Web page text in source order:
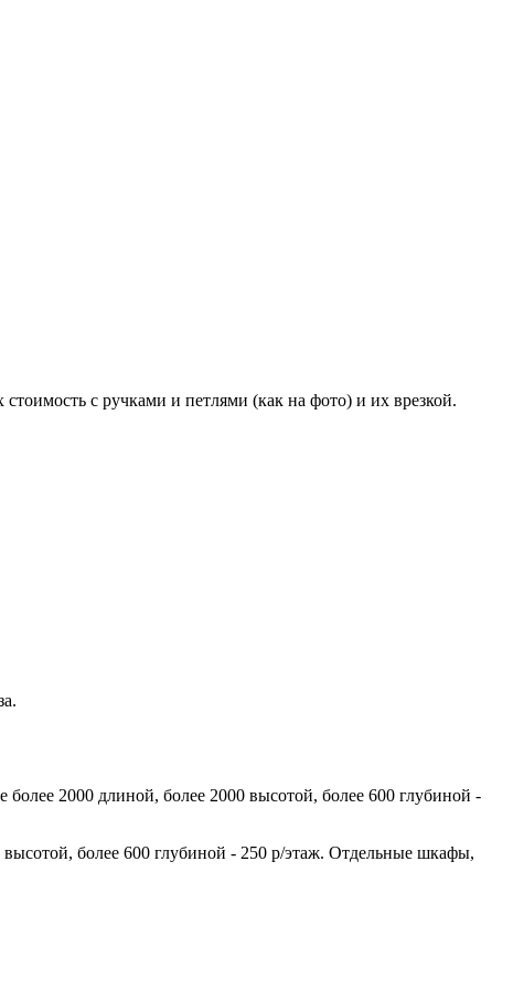
с ручками и петлями (как на фото) и их врезкой.
2000 длиной, более 2000 высотой, более 600 глубиной -
более 600 глубиной - 250 р/этаж. Отдельные шкафы,